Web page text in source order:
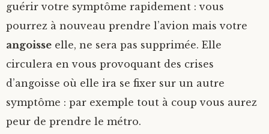
guérir votre symptôme rapidement : vous
pourrez à nouveau prendre l’avion mais votre
angoisse elle, ne sera pas supprimée. Elle
circulera en vous provoquant des crises
d’angoisse où elle ira se fixer sur un autre
symptôme : par exemple tout à coup vous aurez
peur de prendre le métro.